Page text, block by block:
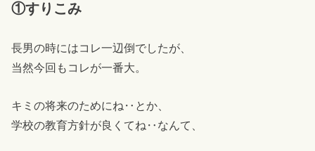
①すりこみ
長男の時にはコレ一辺倒でしたが、
当然今回もコレが一番大。
キミの将来のためにね‥とか、
学校の教育方針が良くてね‥なんて、